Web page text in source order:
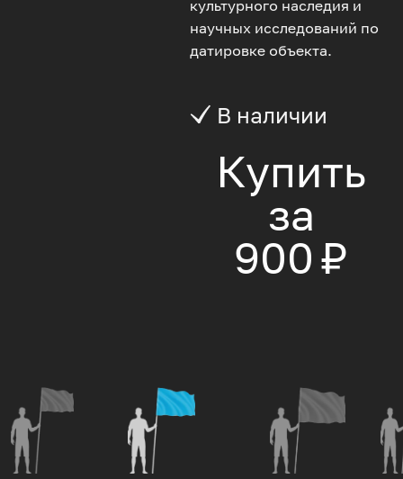
культурного наследия и
научных исследований по
датировке объекта.
В наличии
Купить
за
900 ₽